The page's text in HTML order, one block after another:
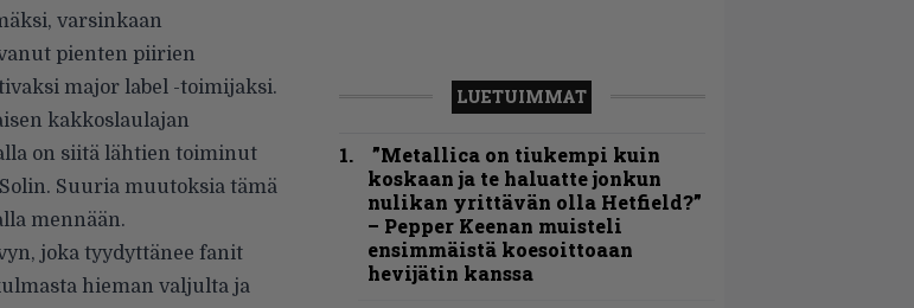
varsinkaan
pienten piirien
major label -toimijaksi.
kakkoslaulajan
on siitä lähtien toiminut
Suuria muutoksia tämä
mennään.
joka tyydyttänee fanit
hieman valjulta ja
LUETUIMMAT
”Metallica on tiukempi kuin
koskaan ja te haluatte jonkun
nulikan yrittävän olla Hetfield?”
– Pepper Keenan muisteli
ensimmäistä koesoittoaan
hevijätin kanssa